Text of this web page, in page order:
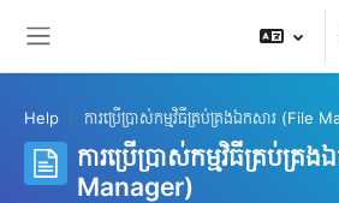
Help ការប្រើប្រាស់កម្មវិធីគ្រប់គ្រងឯកសារ (File
ការប្រើប្រាស់កម្មវិធីគ្រប់គ្រ
Manager)